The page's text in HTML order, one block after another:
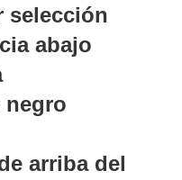
selección
abajo
arriba del